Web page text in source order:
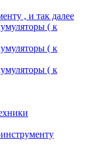
, и так далее
( к
( к
( к